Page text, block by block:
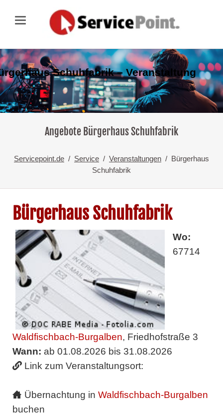
Schuhfabrik – Veranstaltung
Angebote Bürgerhaus Schuhfabrik
Servicepoint.de Service Veranstaltungen
Bürgerhaus
Schuhfabrik
Bürgerhaus Schuhfabrik
Wo:
67714
Waldfischbach-Burgalben, Friedhofstraße 3
Wann: ab 01.08.2026 bis 31.08.2026
Link zum Veranstaltungsort:
Übernachtung in Waldfischbach-Burgalben
buchen